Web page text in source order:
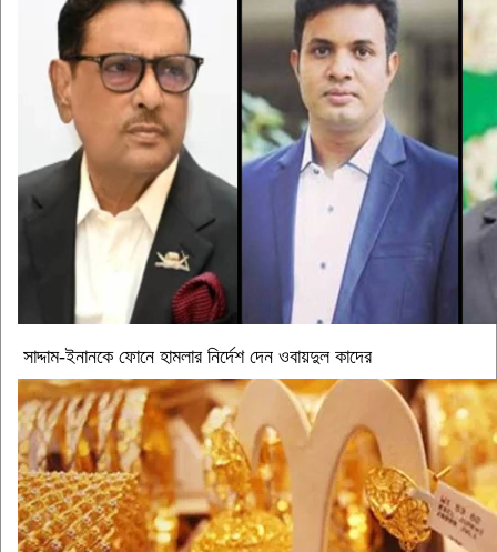
সাদ্দাম-ইনানকে ফোনে হামলার নির্দেশ দেন ওবায়দুল কাদের